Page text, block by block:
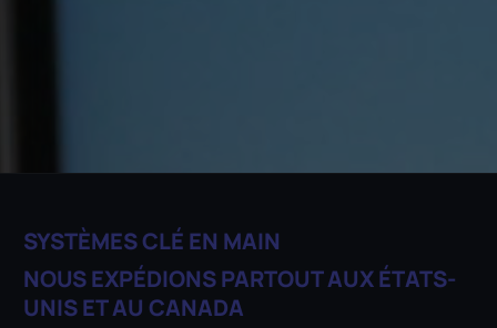
SYSTÈMES CLÉ EN MAIN
NOUS EXPÉDIONS PARTOUT AUX ÉTATS-
UNIS ET AU CANADA